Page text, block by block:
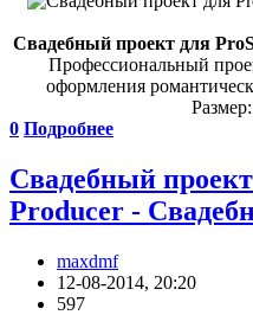
Свадебный проект для
Профессиональный
оформления
0 Подробнее
Свадебный
Producer -
maxdmf
12-08-2014, 20:20
597